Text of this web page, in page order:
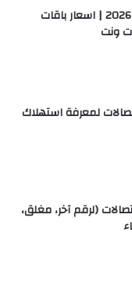
انظمة اتصالات الشهرية 2026 | اسعار باقات
ونت
لمعرفة استهلاك
(لرقم آخر، مغلق،